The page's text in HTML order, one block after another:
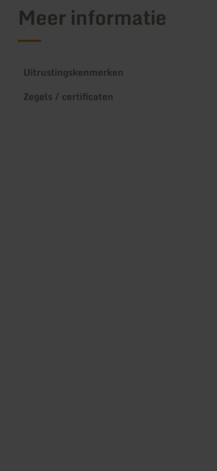
Meer informatie
Uitrustingskenmerken
Zegels / certificaten